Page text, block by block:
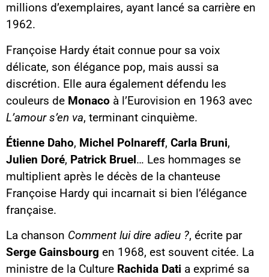
millions d’exemplaires, ayant lancé sa carrière en
1962.
Françoise Hardy était connue pour sa voix
délicate, son élégance pop, mais aussi sa
discrétion. Elle aura également défendu les
couleurs de Monaco à l’Eurovision en 1963 avec
L’amour s’en va, terminant cinquième.
Étienne Daho, Michel Polnareff, Carla Bruni,
Julien Doré, Patrick Bruel… Les hommages se
multiplient après le décès de la chanteuse
Françoise Hardy qui incarnait si bien l’élégance
française.
La chanson Comment lui dire adieu ?, écrite par
Serge Gainsbourg en 1968, est souvent citée. La
ministre de la Culture Rachida Dati a exprimé sa